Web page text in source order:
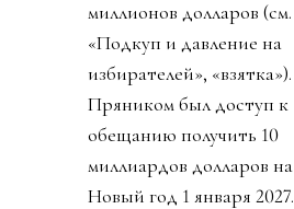
миллионов долларов (см.
«Подкуп и давление на
избирателей», «взятка»).
Пряником был доступ к
обещанию получить 10
миллиардов долларов на
Новый год 1 января 2027.